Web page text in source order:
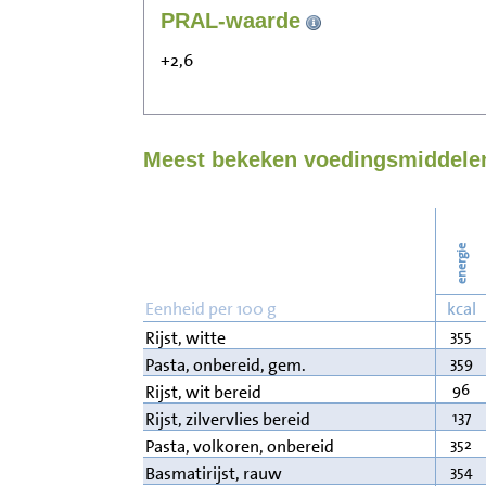
PRAL-waarde
+2,6
Meest bekeken
energie
Eenheid per 100 g kcal
Rijst, witte
355
Pasta, onbereid, gem. 359
Rijst, wit bereid 96
Rijst, zilvervlies bereid 137
Pasta, volkoren, onbereid 352
Basmatirijst, rauw 354